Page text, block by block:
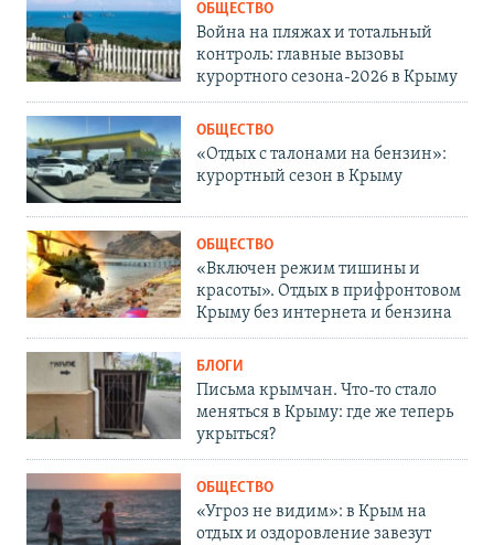
ОБЩЕСТВО
Война на пляжах и тотальный
контроль: главные вызовы
курортного сезона-2026 в Крыму
ОБЩЕСТВО
«Отдых с талонами на бензин»:
курортный сезон в Крыму
ОБЩЕСТВО
«Включен режим тишины и
красоты». Отдых в прифронтовом
Крыму без интернета и бензина
БЛОГИ
Письма крымчан. Что-то стало
меняться в Крыму: где же теперь
укрыться?
ОБЩЕСТВО
«Угроз не видим»: в Крым на
отдых и оздоровление завезут